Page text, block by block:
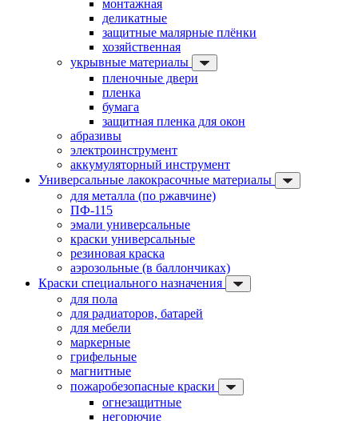
монтажная
деликатные
защитные малярные плёнки
хозяйственная
укрывные материалы
пленочные двери
пленка
бумага
защитная пленка для окон
абразивы
электроинструмент
аккумуляторный инструмент
Универсальные лакокрасочные материалы
для металла (по ржавчине)
ПФ-115
эмали универсальные
краски универсальные
резиновая краска
аэрозольные (в баллончиках)
Краски специального назначения
для пола
для радиаторов, батарей
для мебели
маркерные
грифельные
магнитные
пожаробезопасные краски
огнезащитные
негорючие